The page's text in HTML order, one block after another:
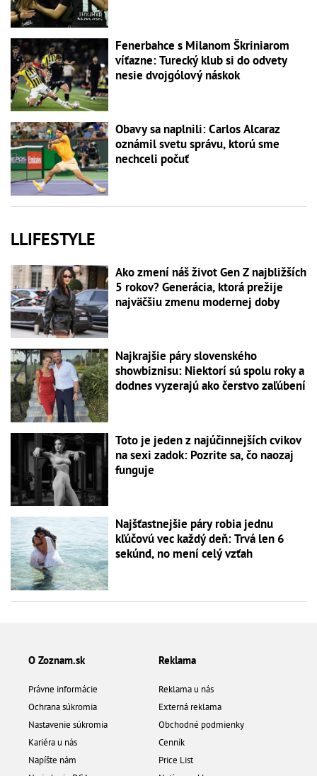
Fenerbahce s Milanom Škriniarom
víťazne: Turecký klub si do odvety
nesie dvojgólový náskok
Obavy sa naplnili: Carlos Alcaraz
oznámil svetu správu, ktorú sme
nechceli počuť
LLIFESTYLE
Ako zmení náš život Gen Z najbližších
5 rokov? Generácia, ktorá prežije
najväčšiu zmenu modernej doby
Najkrajšie páry slovenského
showbiznisu: Niektorí sú spolu roky a
dodnes vyzerajú ako čerstvo zaľúbení
Toto je jeden z najúčinnejších cvikov
na sexi zadok: Pozrite sa, čo naozaj
funguje
Najšťastnejšie páry robia jednu
kľúčovú vec každý deň: Trvá len 6
sekúnd, no mení celý vzťah
O Zoznam.sk
Právne informácie
Ochrana súkromia
Nastavenie súkromia
Kariéra u nás
Napíšte nám
Reklama
Reklama u nás
Externá reklama
Obchodné podmienky
Cenník
Price List